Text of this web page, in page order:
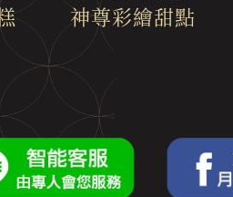
神尊彩繪甜點